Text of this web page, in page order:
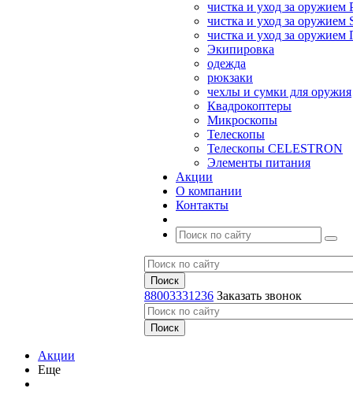
чистка и уход за оружием
чистка и уход за оружием
чистка и уход за
Экипировка
одежда
рюкзаки
чехлы и сумки для оружия
Квадрокоптеры
Микроскопы
Телескопы
Телескопы CELESTRON
Элементы питания
Акции
О компании
Контакты
88003331236 Заказать звонок
Акции
Еще